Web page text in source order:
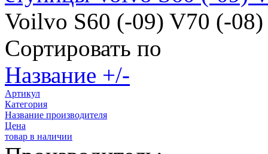
Voilvo S60 (-09) V70 (-08)
Сортировать по
Название +/-
Артикул
Категория
Название производителя
Цена
товар в наличии